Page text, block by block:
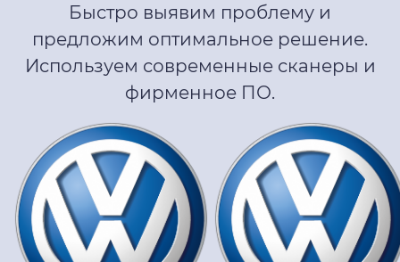
Быстро выявим проблему и
предложим оптимальное решение.
Используем современные сканеры и
фирменное ПО.